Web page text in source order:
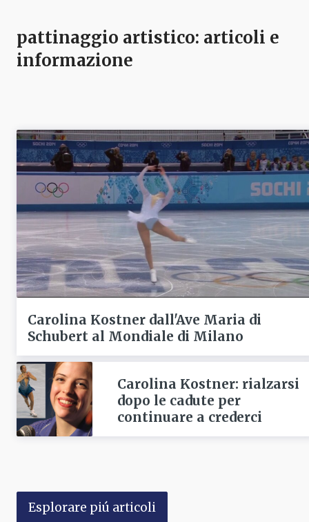
pattinaggio artistico: articoli e
informazione
Carolina Kostner dall'Ave Maria di
Schubert al Mondiale di Milano
Carolina Kostner: rialzarsi
dopo le cadute per
continuare a crederci
Esplorare piú articoli